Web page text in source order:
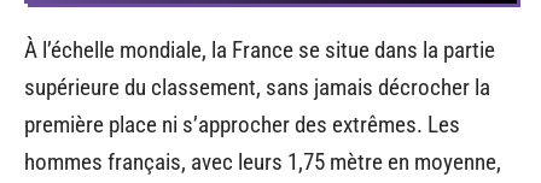
À l’échelle mondiale, la France se situe dans la partie
supérieure du classement, sans jamais décrocher la
première place ni s’approcher des extrêmes. Les
hommes français, avec leurs 1,75 mètre en moyenne,